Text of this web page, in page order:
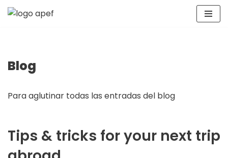
Blog
Para aglutinar todas las entradas del blog
Tips & tricks for your next trip